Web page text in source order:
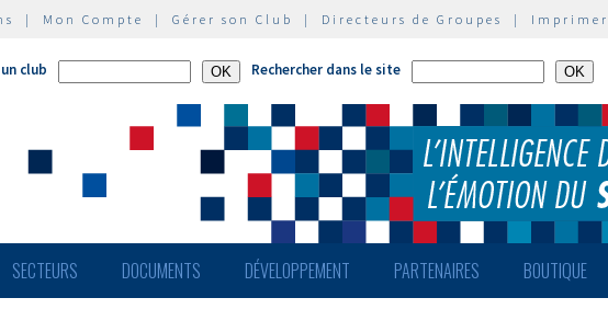
| Mon Compte | Gérer son Club | Directeurs de Groupes | Imprimer
club Rechercher dans le site
SECTEURS DOCUMENTS DÉVELOPPEMENT PARTENAIRES BOUTIQUE